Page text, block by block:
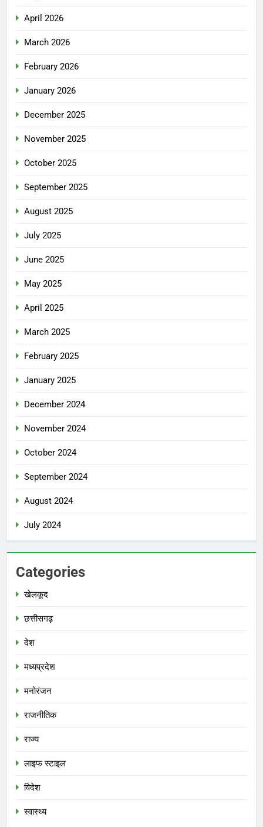
April 2026
March 2026
February 2026
January 2026
December 2025
November 2025
October 2025
September 2025
August 2025
July 2025
June 2025
May 2025
April 2025
March 2025
February 2025
January 2025
December 2024
November 2024
October 2024
September 2024
August 2024
July 2024
Categories
खेलकूद
छत्तीसगढ़
देश
मध्‍यप्रदेश
मनोरंजन
राजनीतिक
राज्य
लाइफ स्टाइल
विदेश
स्‍वास्‍थ्‍य